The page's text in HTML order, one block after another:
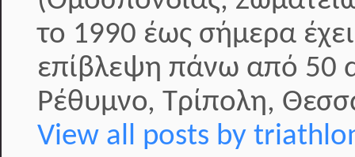
το 1990 έως σήμερα
επίβλεψη πάνω από 50
Ρέθυμνο, Τρίπολη,
View all posts by